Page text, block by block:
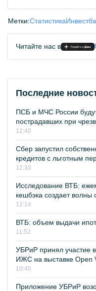
Метки:Статистика
Читайте нас в
Последние
ПСБ и МЧС России
пострадавших при
12:40
Сбер запустил
кредитов с льготным
12:33
Исследование ВТБ:
кешбэка создает волны
12:14
ВТБ: объем выдачи
11:52
УБРиР принял участие
ИЖС на выставке Open
10:40
Приложение УБРиР